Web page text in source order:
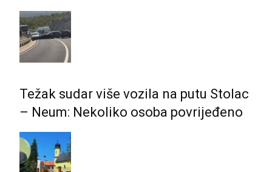
Težak sudar više vozila na putu Stolac
– Neum: Nekoliko osoba povrijeđeno